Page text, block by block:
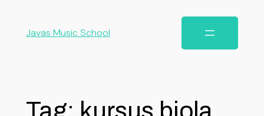
Javas Music School
Tag: kursus biola